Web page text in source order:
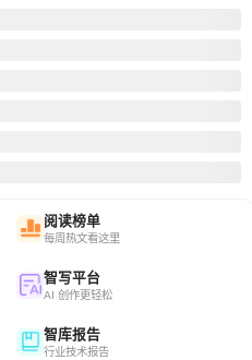
阅读榜单
每周热文看这里
智写平台
AI 创作更轻松
智库报告
行业技术报告